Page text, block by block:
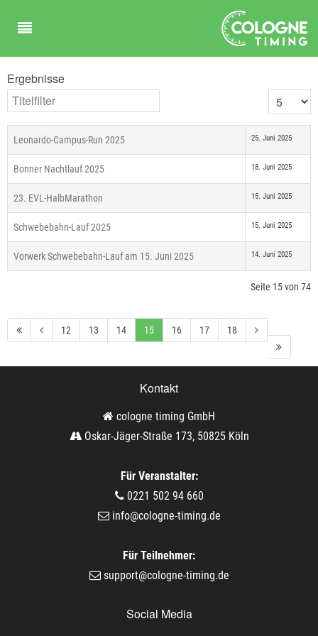
Ergebnisse
Titelfilter Anzeige #
Leonardo-Campus-Run 2025 25. Juni 2025
Bonner Nachtlauf 2025 18. Juni 2025
23. EVL-HalbMarathon 15. Juni 2025
Schwebebahn-Lauf 2025 15. Juni 2025
Vorwerk Schwebebahn-Lauf am 15. Juni 2025 14. Juni 2025
Seite 15 von 74
12 13 14 15 16 17 18
Kontakt
cologne timing GmbH
Oskar-Jäger-Straße 173, 50825 Köln
Für Veranstalter:
0221 502 94 660
info@cologne-timing.de
Für Teilnehmer:
support@cologne-timing.de
Social Media